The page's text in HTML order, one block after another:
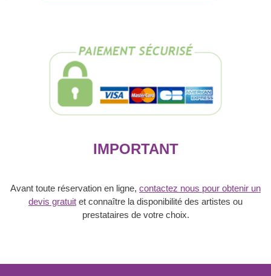
IMPORTANT
Avant toute réservation en ligne, contactez nous pour obtenir un
devis gratuit et connaître la disponibilité des artistes ou
prestataires de votre choix.